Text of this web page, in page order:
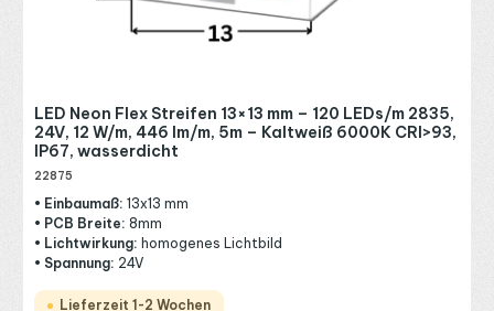
LED Neon Flex Streifen 13×13 mm – 120 LEDs/m 2835,
24V, 12 W/m, 446 lm/m, 5m – Kaltweiß 6000K CRI>93,
IP67, wasserdicht
22875
• Einbaumaß: 13x13 mm
• PCB Breite: 8mm
• Lichtwirkung: homogenes Lichtbild
• Spannung: 24V
Lieferzeit 1-2 Wochen